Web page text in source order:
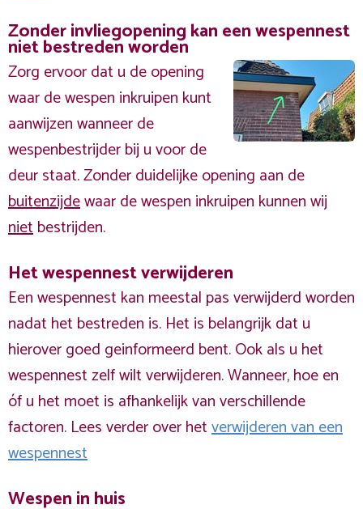
Zonder invliegopening kan een wespennest
niet bestreden worden
Zorg ervoor dat u de opening
waar de wespen inkruipen kunt
aanwijzen wanneer de
wespenbestrijder bij u voor de
deur staat. Zonder duidelijke opening aan de
buitenzijdewaar de wespen inkruipen kunnen wij
nietbestrijden.
Het wespennest verwijderen
Een wespennest kan meestal pas verwijderd worden
nadat het bestreden is. Het is belangrijk dat u
hierover goed geinformeerd bent. Ook als u het
wespennest zelf wilt verwijderen. Wanneer, hoe en
óf u het moet is afhankelijk van verschillende
factoren. Lees verder over hetverwijderen van een
wespennest
Wespen in huis